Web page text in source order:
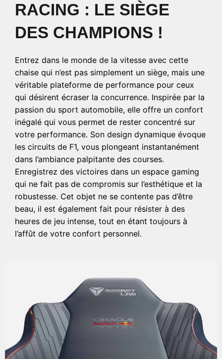
RACING : LE SIÈGE
DES CHAMPIONS !
Entrez dans le monde de la vitesse avec cette
chaise qui n’est pas simplement un siège, mais une
véritable plateforme de performance pour ceux
qui désirent écraser la concurrence. Inspirée par la
passion du sport automobile, elle offre un confort
inégalé qui vous permet de rester concentré sur
votre performance. Son design dynamique évoque
les circuits de F1, vous plongeant instantanément
dans l’ambiance palpitante des courses.
Enregistrez des victoires dans un espace gaming
qui ne fait pas de compromis sur l’esthétique et la
robustesse. Cet objet ne se contente pas d’être
beau, il est également fait pour résister à des
heures de jeu intense, tout en étant toujours à
l’affût de votre confort personnel.